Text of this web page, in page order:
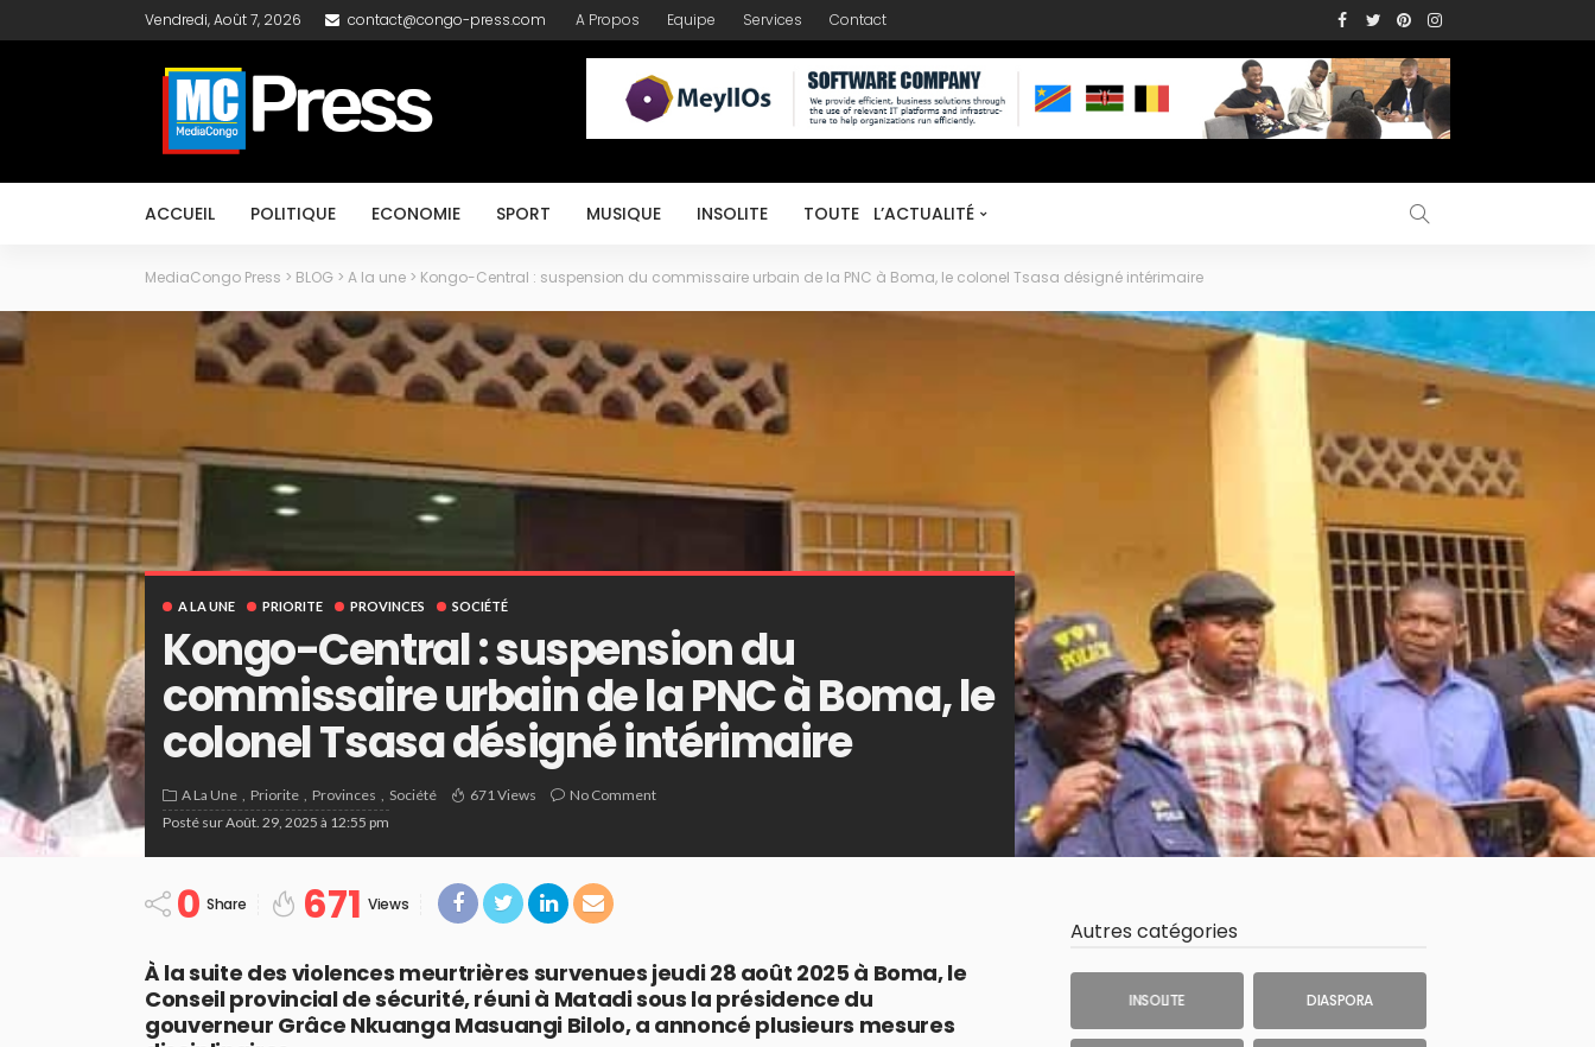
Vendredi, Août 7, 2026 contact@congo-press.com A Propos Equipe Services Contact
ACCUEIL POLITIQUE ECONOMIE SPORT MUSIQUE INSOLITE TOUTE L’ACTUALITÉ
MediaCongo Press > BLOG > A la une > Kongo-Central : suspension du commissaire urbain de la PNC à Boma, le colonel Tsasa désigné intérimaire
A LA UNE PRIORITE PROVINCES SOCIÉTÉ
Kongo-Central : suspension du
commissaire urbain de la PNC à Boma, le
colonel Tsasa désigné intérimaire
A La Une Priorite Provinces Société 671 Views
No Comment
Posté surAoût. 29, 2025 à 12:55 pm
0 Share 671 Views
À la suite des violences meurtrières survenues jeudi 28 août 2025 à Boma, le
Conseil provincial de sécurité, réuni à Matadi sous la présidence du
gouverneur Grâce Nkuanga Masuangi Bilolo, a annoncé plusieurs mesures
Autres catégories
INSOLITE DIASPORA